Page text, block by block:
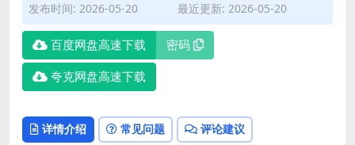
发布时间: 2026-05-20
最近更新: 2026-05-20
百度网盘高速下载 密码
夸克网盘高速下载
详情介绍 常见问题 评论建议